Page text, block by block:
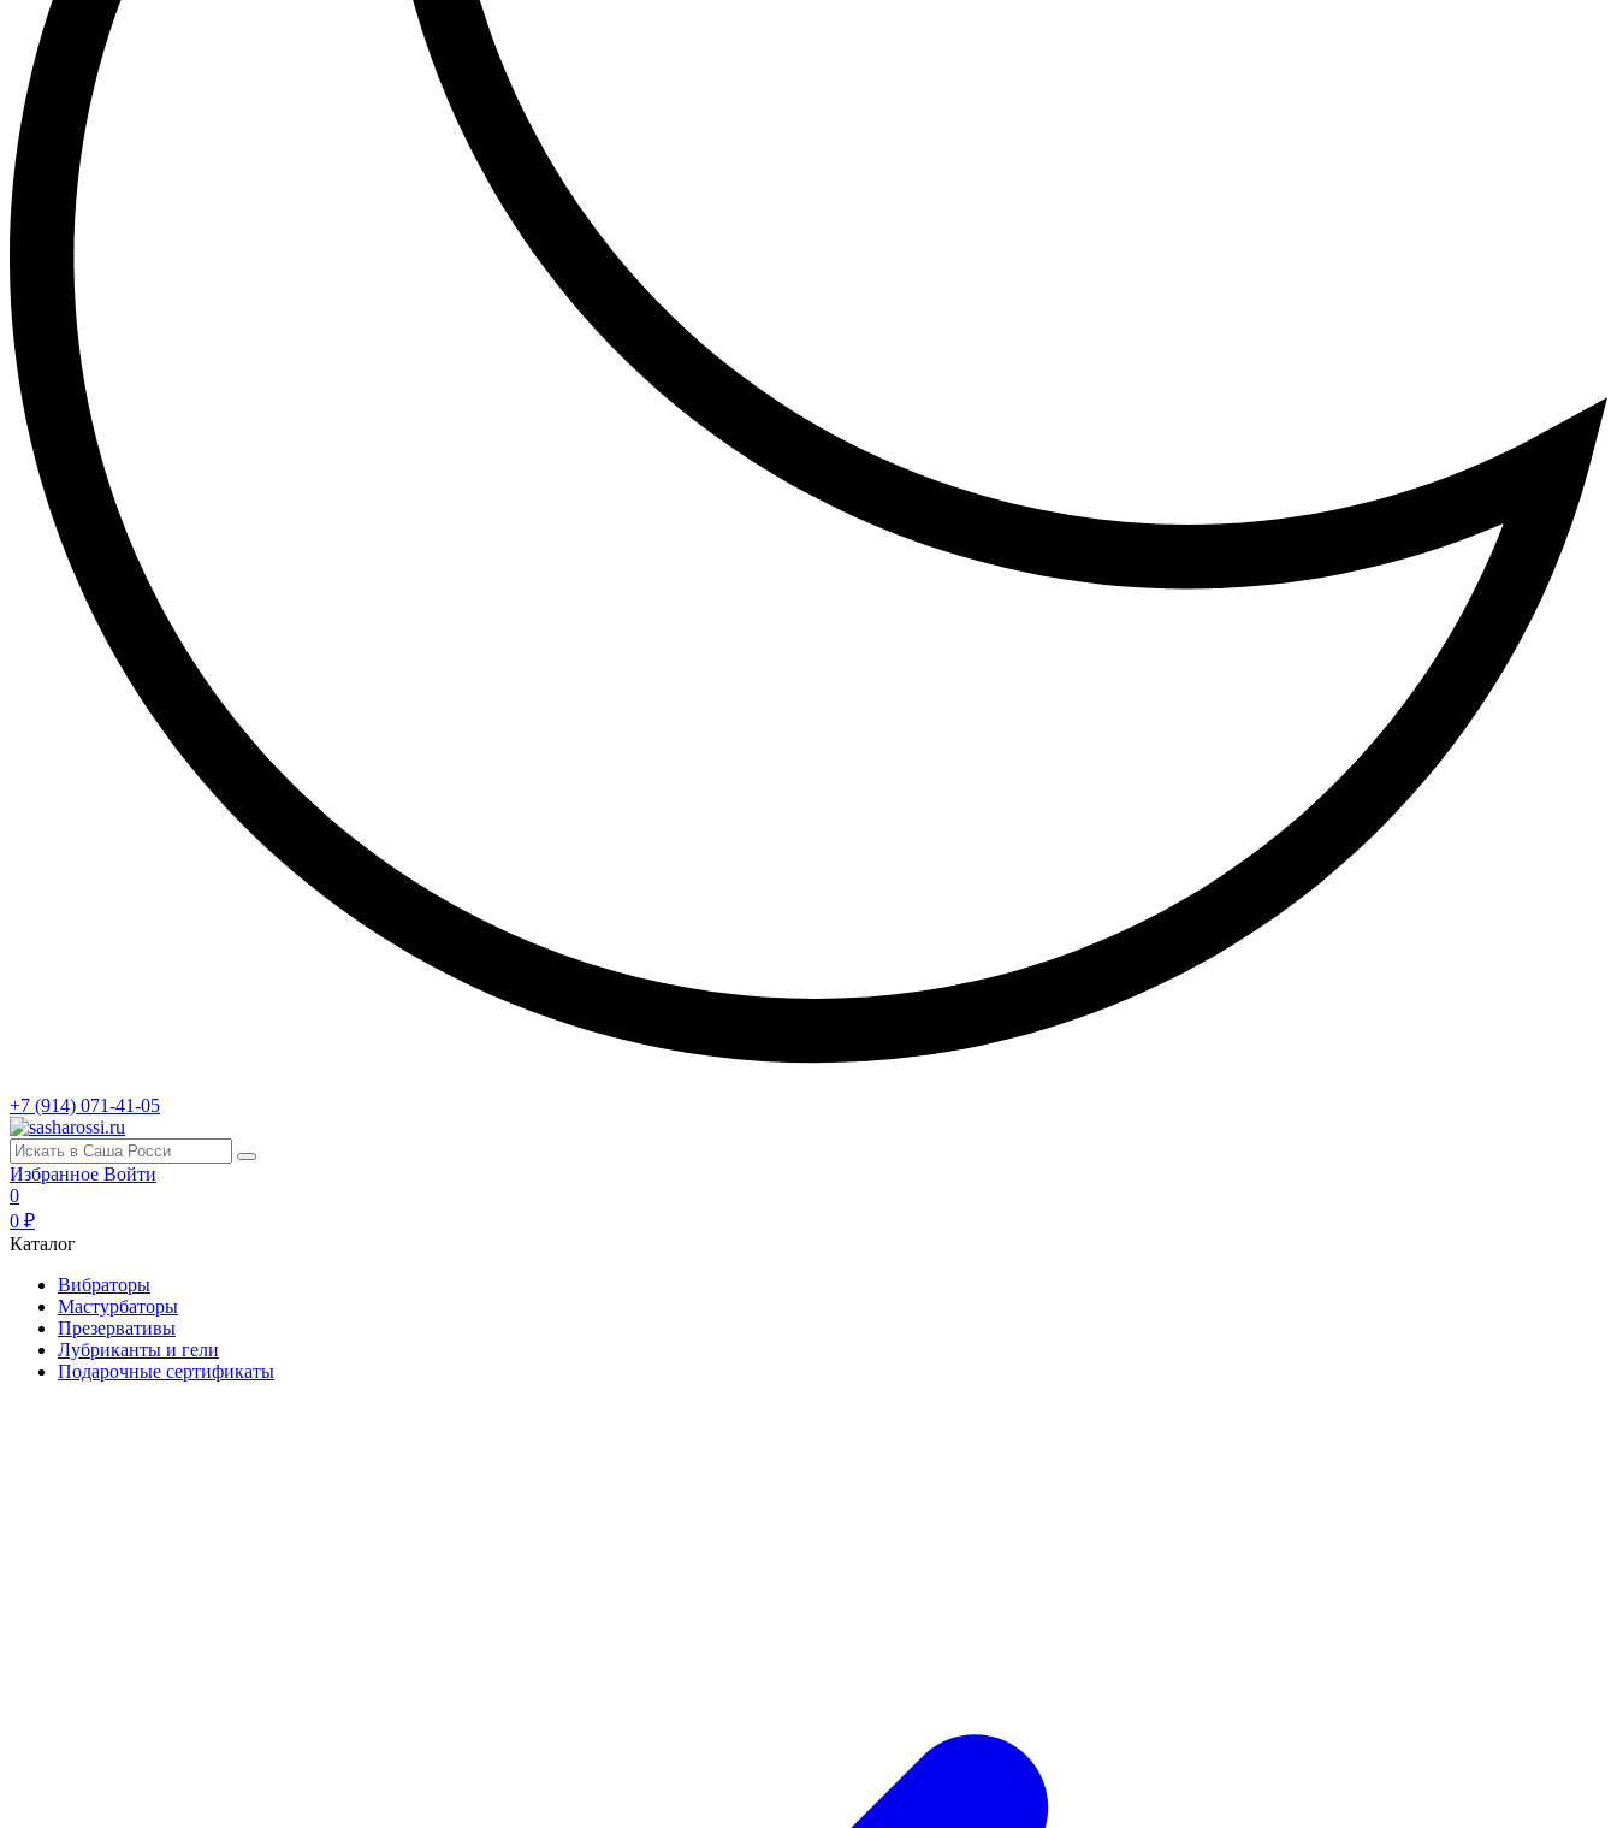
+7 (914) 071-41-05
Избранное Войти
0
0 ₽
Каталог
Вибраторы
Мастурбаторы
Презервативы
Лубриканты и гели
Подарочные сертификаты